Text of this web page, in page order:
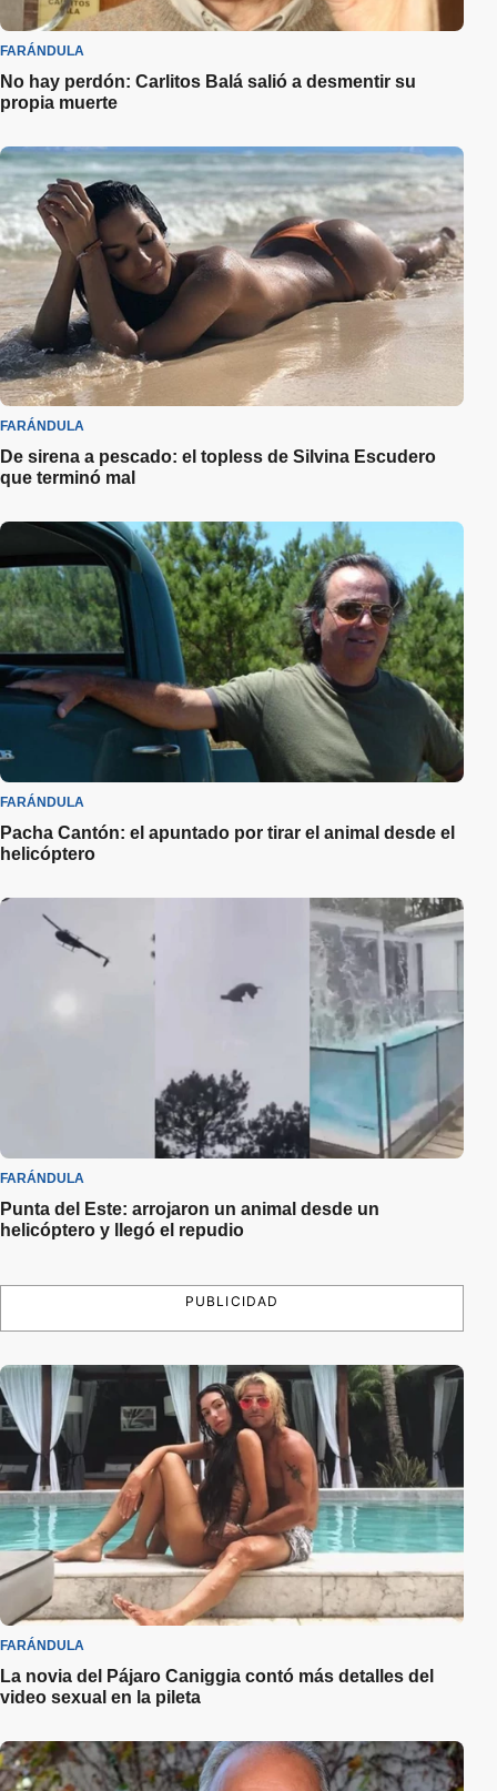
FARÁNDULA
No hay perdón: Carlitos Balá salió a desmentir su
propia muerte
FARÁNDULA
De sirena a pescado: el topless de Silvina Escudero
que terminó mal
FARÁNDULA
Pacha Cantón: el apuntado por tirar el animal desde el
helicóptero
FARÁNDULA
Punta del Este: arrojaron un animal desde un
helicóptero y llegó el repudio
PUBLICIDAD
FARÁNDULA
La novia del Pájaro Caniggia contó más detalles del
video sexual en la pileta